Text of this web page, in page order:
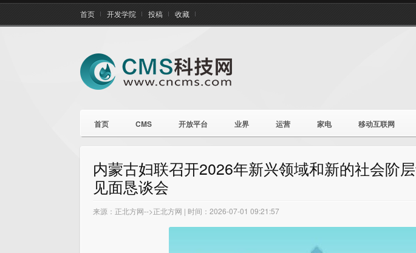
首页 开发学院 投稿 收藏
首页 CMS 开放平台 业界 运营 家电 移动互联网
内蒙古妇联召开2026年新兴领域和新的社会阶
见面恳谈会
来源：正北方网-->正北方网 | 时间：2026-07-01 09:21:57